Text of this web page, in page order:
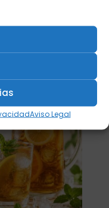
Aviso Legal